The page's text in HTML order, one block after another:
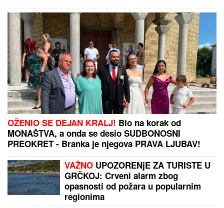
OŽENIO SE DEJAN KRALJ! Bio na korak od
MONAŠTVA, a onda se desio SUDBONOSNI
PREOKRET - Branka je njegova PRAVA LJUBAV!
VAŽNO UPOZORENjE ZA TURISTE U
GRČKOJ: Crveni alarm zbog
opasnosti od požara u popularnim
regionima